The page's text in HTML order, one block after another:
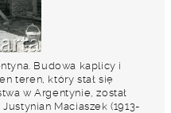
Budowa kaplicy i
teren, który stał się
w Argentynie, został
Maciaszek (1913-